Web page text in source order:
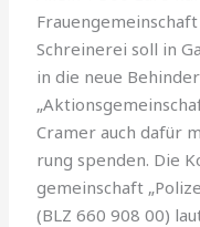
Schreinerei soll in
in die neue
Cramer auch dafür
rung spenden. Die
gemeinschaft
(BLZ 660 908 00)